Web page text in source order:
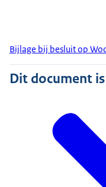
Bijlage bij besluit op
Dit document